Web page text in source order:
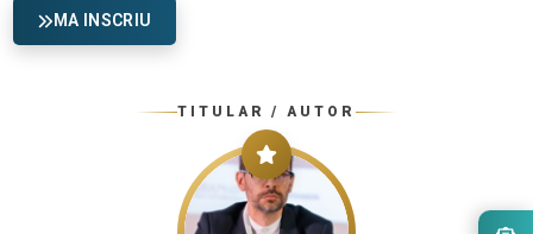
MA INSCRIU
TITULAR / AUTOR